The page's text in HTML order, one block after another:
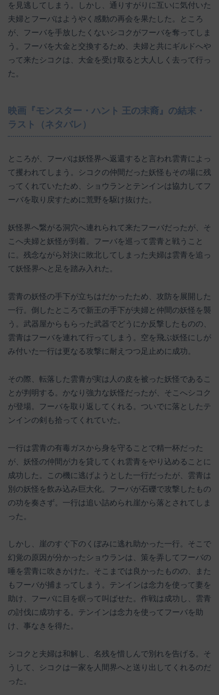
を見逃してしまう。しかし、通りすがりに互いに気付いた
夫婦とフーバはようやく感動の再会を果たした。ところ
が、フーバを手放したくないシコクがフーバを奪ってしま
う。フーバを大金と交換するため、夫婦と共にギルドへや
って来たシコクは、大金を受け取ると大人しく去って行っ
た。
映画『モンスター・ハント 王の末裔』の結末・
ラスト（ネタバレ）
ところが、フーバは妖怪界へ返還すると言われ雲青によっ
て攫われてしまう。シコクの仲間だった妖怪もその場に残
ってくれていたため、ショウランとテンインは協力してフ
ーバを取り戻すために荒野を駆け抜けた。
妖怪界へ繋がる洞穴へ連れられて来たフーバだったが、そ
こへ夫婦と妖怪が到着。フーバを巡って雲青と戦うこと
に。残念ながら対決に敗北してしまった夫婦は雲青を追っ
て妖怪界へと足を踏み入れた。
雲青の妖怪の手下が立ちはだかったため、攻防を展開した
一行。倒したところで新王の手下が夫婦と仲間の妖怪を襲
う。武器屋からもらった武器でどうにか反撃したものの、
雲青はフーバを連れて行ってしまう。空を飛ぶ妖怪にしが
み付いた一行は更なる攻撃に耐えつつ足止めに成功。
その際、転落した雲青が実は人の皮を被った妖怪であるこ
とが判明する。かなり強力な妖怪だったが、そこへシコク
が登場。フーバを取り返してくれる。ついでに落としたテ
ンインの剣も拾ってくれていた。
一行は雲青の有毒ガスから身を守ることで精一杯だった
が、妖怪の仲間が力を貸してくれ雲青をやり込めることに
成功した。この機に逃げようとした一行だったが、雲青は
別の妖怪を飲み込み巨大化。フーバが石礫で攻撃したもの
の功を奏さず。一行は追い詰められ崖から落とされてしま
った。
しかし、崖のすぐ下のくぼみに逃れ助かった一行。そこで
幻覚の原因が分かったショウランは、策を弄してフーバの
唾を雲青に吹きかけた。そこまでは良かったものの、また
もフーバが捕まってしまう。テンインは念力を使って妻を
助け、フーバに目を瞑って叫ばせた。作戦は成功し、雲青
の討伐に成功する。テンインは念力を使ってフーバを助
け、事なきを得た。
シコクと夫婦は和解し、名残を惜しんで別れを告げる。そ
うして、シコクは一家を人間界へと送り出してくれるのだ
った。